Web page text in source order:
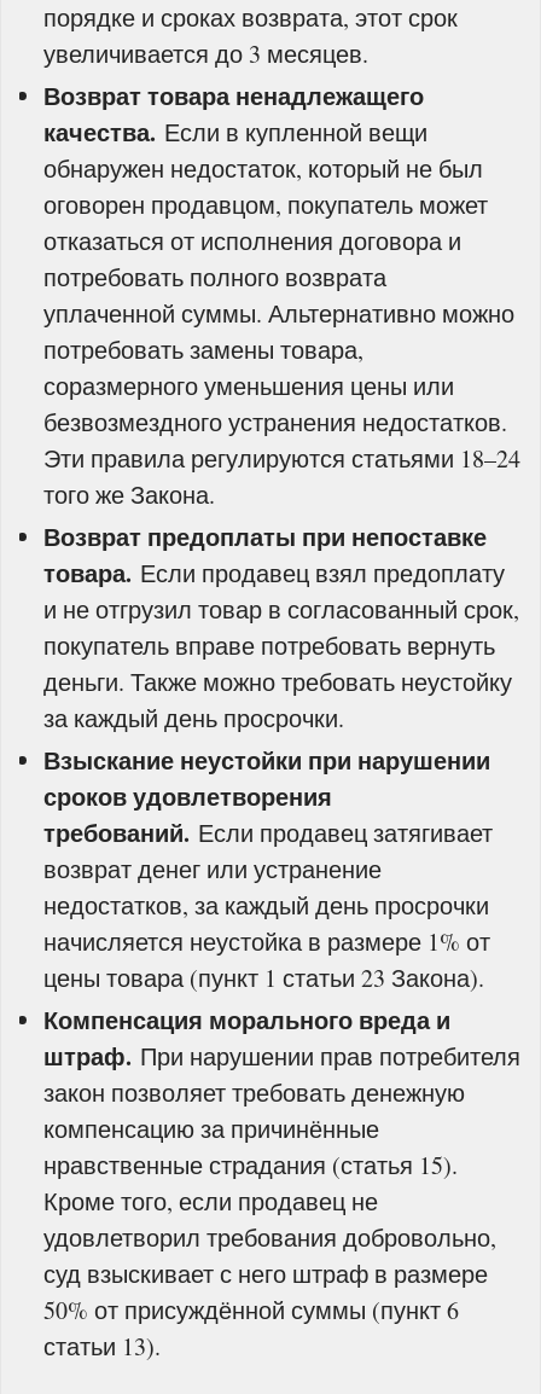
порядке и сроках возврата, этот срок
увеличивается до 3 месяцев.
Возврат товара ненадлежащего
качества. Если в купленной вещи
обнаружен недостаток, который не был
оговорен продавцом, покупатель может
отказаться от исполнения договора и
потребовать полного возврата
уплаченной суммы. Альтернативно можно
потребовать замены товара,
соразмерного уменьшения цены или
безвозмездного устранения недостатков.
Эти правила регулируются статьями 18–24
того же Закона.
Возврат предоплаты при непоставке
товара. Если продавец взял предоплату
и не отгрузил товар в согласованный срок,
покупатель вправе потребовать вернуть
деньги. Также можно требовать неустойку
за каждый день просрочки.
Взыскание неустойки при нарушении
сроков удовлетворения
требований. Если продавец затягивает
возврат денег или устранение
недостатков, за каждый день просрочки
начисляется неустойка в размере 1% от
цены товара (пункт 1 статьи 23 Закона).
Компенсация морального вреда и
штраф. При нарушении прав потребителя
закон позволяет требовать денежную
компенсацию за причинённые
нравственные страдания (статья 15).
Кроме того, если продавец не
удовлетворил требования добровольно,
суд взыскивает с него штраф в размере
50% от присуждённой суммы (пункт 6
статьи 13).